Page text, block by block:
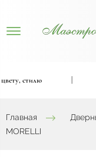
стилю
Главная
MORELLI